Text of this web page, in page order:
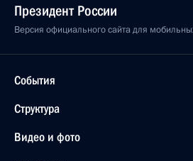
Президент России
Версия официального сайта для
События
Структура
Видео и фото